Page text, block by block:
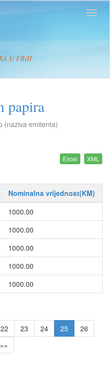
U FBiH
papira
(naziva emitenta)
Nominalna vrijednost(KM)
1000.00
1000.00
1000.00
1000.00
1000.00
22 23 24 25
26
»»